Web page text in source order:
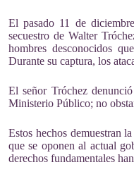
El pasado 11 de
secuestro de Walter
hombres desconocidos
Durante su captura, los
El señor Tróchez
Ministerio Público; no
Estos hechos demuestran
que se oponen al actual
derechos fundamentales